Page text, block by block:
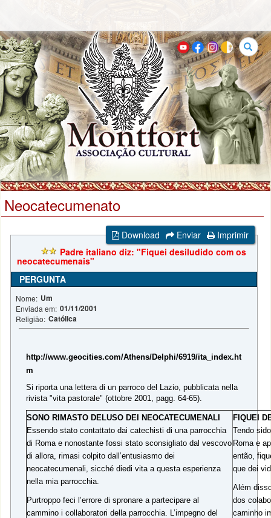
Buscar
Neocatecumenato
Download Enviar
Imprimir
Padre italiano diz: "Fiquei desiludido com os
neocatecumenais"
PERGUNTA
Nome: Um
Enviada em: 01/11/2001
Religião: Católica
http://www.geocities.com/Athens/Delphi/6919/ita_index.ht
m
Si riporta una lettera di un parroco del Lazio, pubblicata nella
rivista "vita pastorale" (ottobre 2001, pagg. 64-65).
SONO RIMASTO DELUSO DEI NEOCATECUMENALI
Essendo stato contattato dai catechisti di una parrocchia
di Roma e nonostante fossi stato sconsigliato dal vescovo
di allora, rimasi colpito dall’entusiasmo dei
neocatecumenali, sicché diedi vita a questa esperienza
nella mia parrocchia.
Purtroppo feci l’errore di spronare a partecipare al
cammino i collaboratori della parrocchia. L’impegno del
FIQUEI
Tendo
Roma e
então,
que dei
Além
dos
caminho